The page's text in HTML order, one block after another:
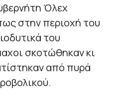
Όλεχ
στην περιοχή του
του
σκοτώθηκαν κι
από πυρά